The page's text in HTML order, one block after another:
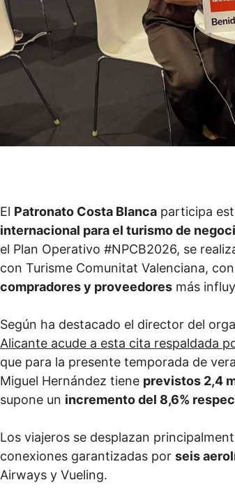
El Patronato Costa Blanca participa
internacional para el turismo de
el Plan Operativo #NPCB2026, se
con Turisme Comunitat Valenciana,
compradores y proveedores más
Según ha destacado el director del
Alicante acude a esta cita respaldada
que para la presente temporada de
Miguel Hernández tiene previstos 2,4
supone un incremento del 8,6%
Los viajeros se desplazan
conexiones garantizadas por seis
Airways y Vueling.